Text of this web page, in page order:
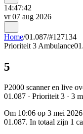
14:47:42
vr 07 aug 2026
Home/01.087/#127134
Prioriteit 3 Ambulance
5
P2000 scanner en live
01.087 · Prioriteit 3 · 3
Om 10:06 op 3 mei
01.087. In totaal zijn 1